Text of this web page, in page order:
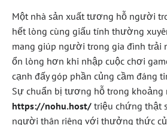
Một nhà sản xuất tương hỗ người
hết lòng cùng giấu tính thường
mang giúp người trong gia đình trải
ổn lòng hơn khi nhập cuộc chơi
cạnh đấy góp phần củng cầm đáng
Sự chuẩn bị tương hỗ trong khoảng
https://nohu.host/ triệu chứng thật
người thân riêng với thưởng thức